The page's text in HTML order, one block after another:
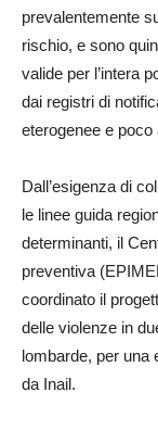
prevalentemente
rischio, e sono
valide per l’intera
dai registri di
eterogenee e
Dall’esigenza di
le linee guida
determinanti, il
preventiva
coordinato il
delle violenze in
lombarde, per una
da Inail.